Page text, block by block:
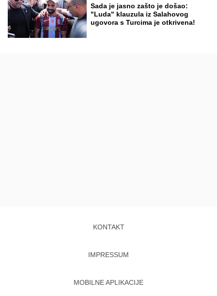
Sada je jasno zašto je došao:
"Luda" klauzula iz Salahovog
ugovora s Turcima je otkrivena!
KONTAKT
IMPRESSUM
MOBILNE APLIKACIJE